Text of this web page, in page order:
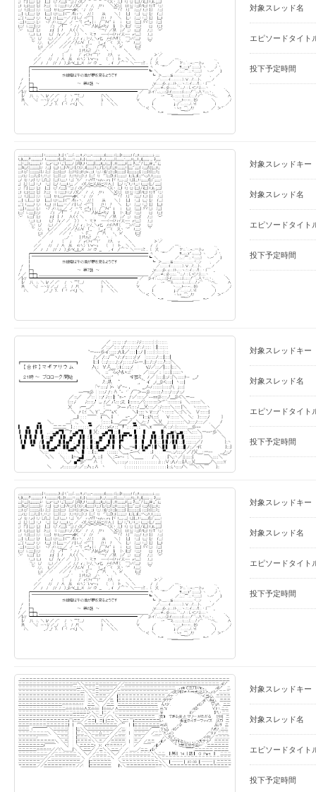
対象スレッド名
エピソードタイト
投下予定時間
対象スレッドキー
対象スレッド名
エピソードタイト
投下予定時間
対象スレッドキー
対象スレッド名
エピソードタイト
投下予定時間
対象スレッドキー
対象スレッド名
エピソードタイト
投下予定時間
対象スレッドキー
対象スレッド名
エピソードタイト
投下予定時間